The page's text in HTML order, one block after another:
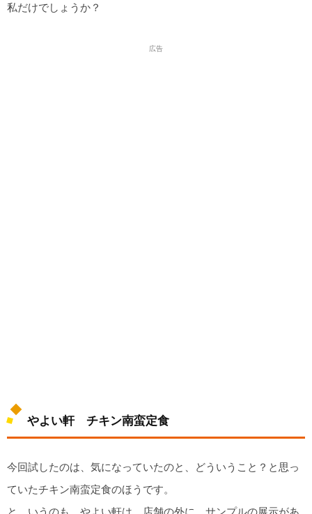
私だけでしょうか？
広告
やよい軒 チキン南蛮定食
今回試したのは、気になっていたのと、どういうこと？と思っ
ていたチキン南蛮定食のほうです。